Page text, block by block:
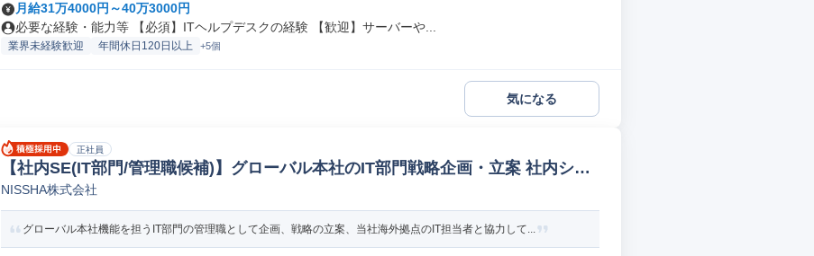
月給31万4000円～40万3000円
必要な経験・能力等 【必須】ITヘルプデスクの経験 【歓迎】サーバーや...
業界未経験歓迎 年間休日120日以上 +5個
気になる
正社員
【社内SE(IT部門/管理職候補)】グローバル本社のIT部門戦略企画・立案 社内シス
テムエンジニア
NISSHA株式会社
グローバル本社機能を担うIT部門の管理職として企画、戦略の立案、当社海外拠点のIT担当者と協力して...